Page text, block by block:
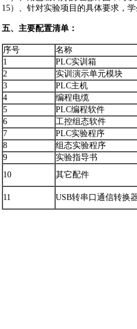
15）、针对实验项目的具体要求，
五、主要配置清单：
序号 名称
1
PLC实训箱
2
实训演示单元模块
3
PLC主机
4
编程电缆
5
PLC编程软件
6
工控组态软件
7
PLC实验程序
8
组态实验程序
9
实验指导书
10
其它配件
11 USB转串口通信转换